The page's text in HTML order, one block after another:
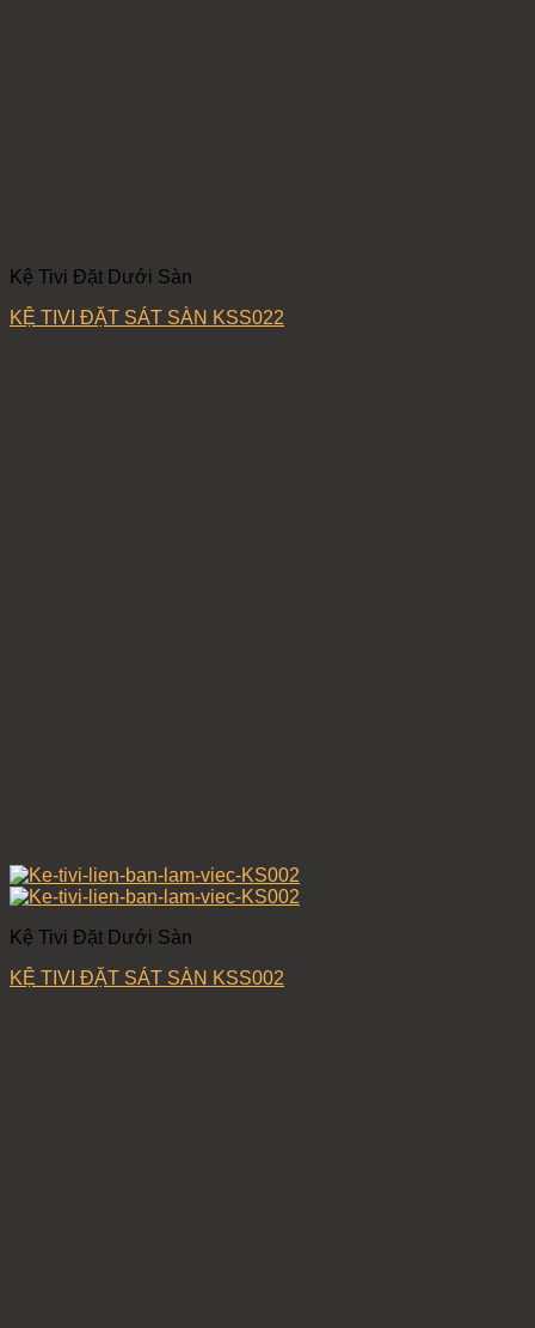
Kệ Tivi Đặt Dưới Sàn
KỆ TIVI ĐẶT SÁT SÀN KSS022
Kệ Tivi Đặt Dưới Sàn
KỆ TIVI ĐẶT SÁT SÀN KSS002